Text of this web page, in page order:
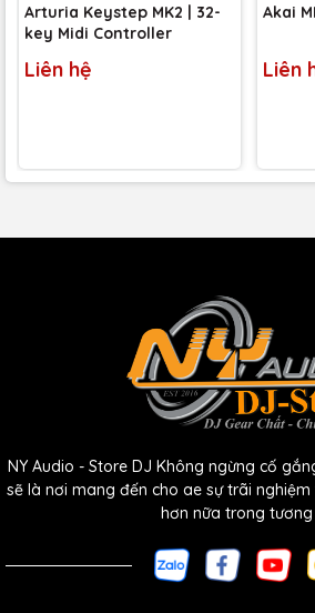
Bánh xe chỉnh sửa và uốn cong
1/4-inch sustain pedal
mềm hoàn chỉnh.
3 DAW bao gồm: Pro Tools, MPC
Lite.
Có gói plug-in công
Hỗ trợ bus USB.
Arturia Keystep MK2 | 32-
key Midi Controller
Liên hệ
Akai
Liên
NY Audio - Store DJ Không ngừng cố
sẽ là nơi mang đến cho ae sự trãi nghiệm
hơn nữa trong tương